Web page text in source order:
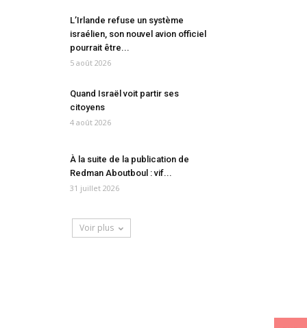
L’Irlande refuse un système
israélien, son nouvel avion officiel
pourrait être...
5 août 2026
Quand Israël voit partir ses
citoyens
4 août 2026
À la suite de la publication de
Redman Aboutboul : vif...
31 juillet 2026
Voir plus